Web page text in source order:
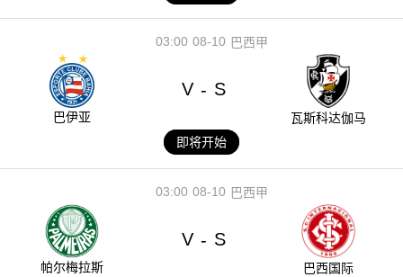
08-10
03:00 巴西甲
巴伊亚
V - S
瓦斯科达伽马
即将开始
08-10
03:00 巴西甲
帕尔梅拉斯
V - S
巴西国际